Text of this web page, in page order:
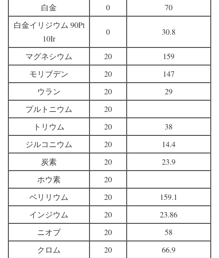
白金 0
70
白金イリジウム 90Pt
10Ir
0 30.8
マグネシウム 20
159
モリブデン
20
147
ウラン
20
29
プルトニウム
20
トリウム
20
38
ジルコニウム
20
14.4
炭素
20
23.9
ホウ素
20
ベリリウム
20
159.1
インジウム
20
23.86
ニオブ
20
58
クロム
20
66.9